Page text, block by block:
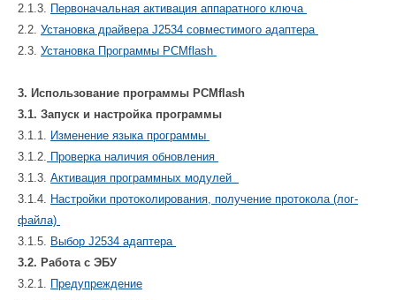
2.1.3.
Первоначальная активация аппаратного ключа
2.2. Установка драйвера J2534 совместимого адаптера
2.3. Установка Программы PCMflash
3. Использование программы PCMflash
3.1. Запуск и настройка программы
3.1.1.
Изменение языка программы
3.1.2.
Проверка наличия обновления
3.1.3. Активация программных модулей
3.1.4.
Настройки протоколирования, получение протокола (лог-
файла)
3.1.5.
Выбор J2534 адаптера
3.2. Работа с ЭБУ
3.2.1.
Предупреждение